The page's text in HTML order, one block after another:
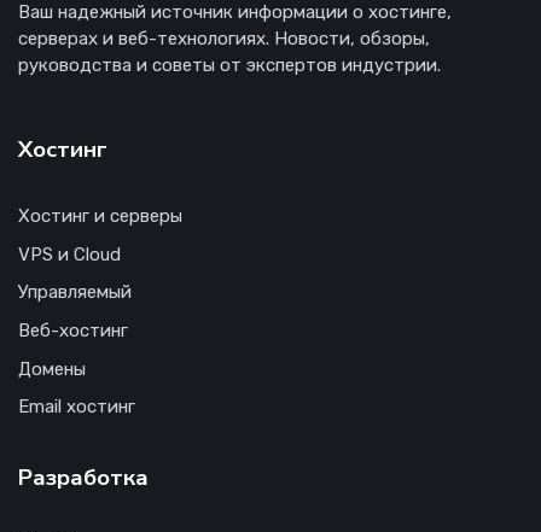
Ваш надежный источник информации о хостинге,
серверах и веб-технологиях. Новости, обзоры,
руководства и советы от экспертов индустрии.
Хостинг
Хостинг и серверы
VPS и Cloud
Управляемый
Веб-хостинг
Домены
Email хостинг
Разработка